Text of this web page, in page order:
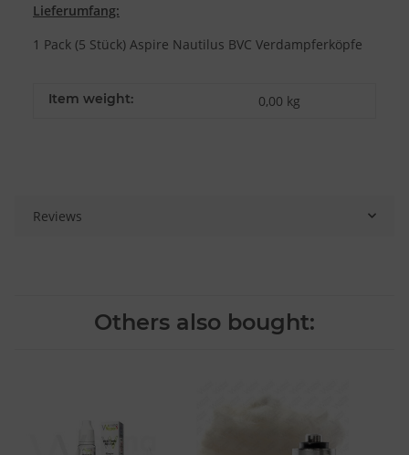
Lieferumfang:
1 Pack (5 Stück) Aspire Nautilus BVC Verdampferköpfe
Item weight: 0,00 kg
Reviews
Others also bought: